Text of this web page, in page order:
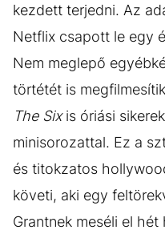
kezdett terjedni. Az
Netflix csapott le egy
Nem meglepő
törtétét is
The Sixis óriási
minisorozattal. Ez a
és titokzatos
követi, aki egy
Grantnek meséli el